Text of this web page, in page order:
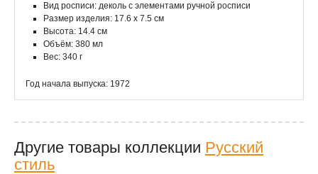
Вид росписи: деколь с элементами ручной росписи
Размер изделия: 17.6 х 7.5 см
Высота: 14.4 см
Объём: 380 мл
Вес: 340 г
Год начала выпуска: 1972
Другие товары коллекции Русский
стиль